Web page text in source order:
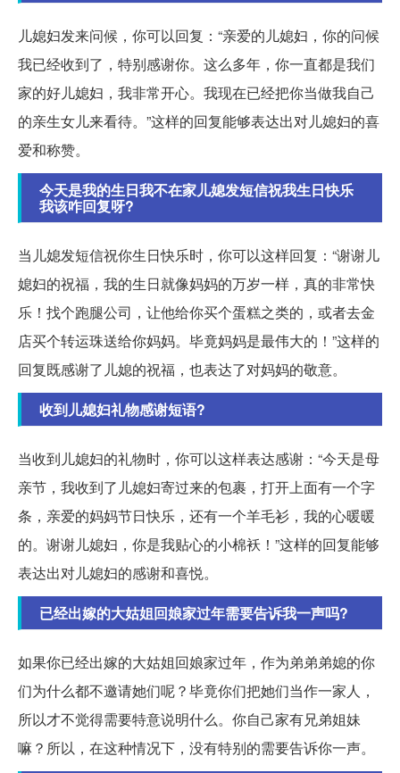
儿媳妇发来问候，你可以回复：“亲爱的儿媳妇，你的问候
我已经收到了，特别感谢你。这么多年，你一直都是我们
家的好儿媳妇，我非常开心。我现在已经把你当做我自己
的亲生女儿来看待。”这样的回复能够表达出对儿媳妇的喜
爱和称赞。
今天是我的生日我不在家儿媳发短信祝我生日快乐
我该咋回复呀?
当儿媳发短信祝你生日快乐时，你可以这样回复：“谢谢儿
媳妇的祝福，我的生日就像妈妈的万岁一样，真的非常快
乐！找个跑腿公司，让他给你买个蛋糕之类的，或者去金
店买个转运珠送给你妈妈。毕竟妈妈是最伟大的！”这样的
回复既感谢了儿媳的祝福，也表达了对妈妈的敬意。
收到儿媳妇礼物感谢短语?
当收到儿媳妇的礼物时，你可以这样表达感谢：“今天是母
亲节，我收到了儿媳妇寄过来的包裹，打开上面有一个字
条，亲爱的妈妈节日快乐，还有一个羊毛衫，我的心暖暖
的。谢谢儿媳妇，你是我贴心的小棉袄！”这样的回复能够
表达出对儿媳妇的感谢和喜悦。
已经出嫁的大姑姐回娘家过年需要告诉我一声吗?
如果你已经出嫁的大姑姐回娘家过年，作为弟弟弟媳的你
们为什么都不邀请她们呢？毕竟你们把她们当作一家人，
所以才不觉得需要特意说明什么。你自己家有兄弟姐妹
嘛？所以，在这种情况下，没有特别的需要告诉你一声。